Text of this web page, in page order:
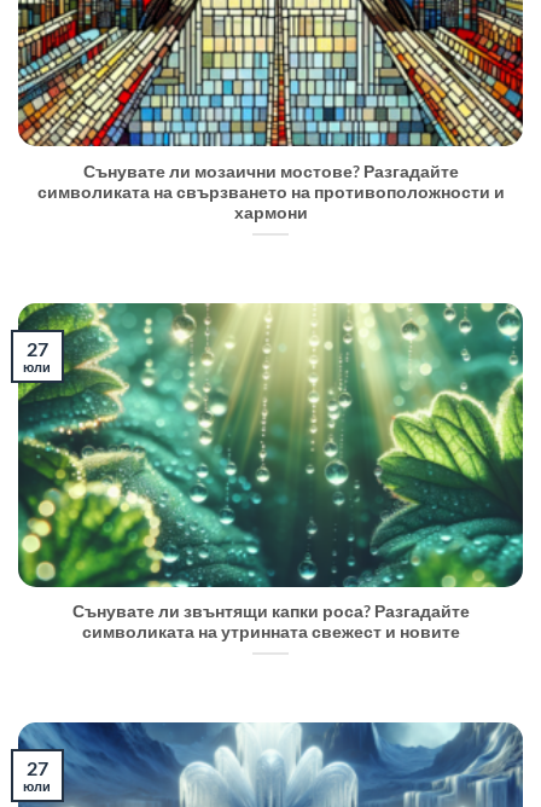
Сънувате ли мозаични мостове? Разгадайте
символиката на свързването на противоположности и
хармони
Сънувате ли звънтящи капки роса? Разгадайте
символиката на утринната свежест и новите
27
юли
27
юли